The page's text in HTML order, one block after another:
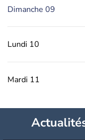
Dimanche 09
Lundi 10
Mardi 11